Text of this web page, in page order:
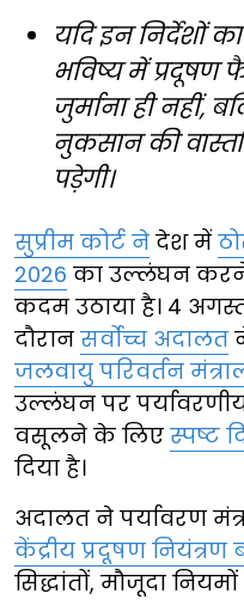
यदि इन निर्देशों
भविष्य में प्रदूषण
जुर्माना ही नहीं,
नुकसान की
पड़ेगी।
सुप्रीम कोर्ट ने देश में
2026 का उल्लंघन
कदम उठाया है। 4
दौरान सर्वोच्च अदालत
जलवायु परिवर्तन
उल्लंघन पर
वसूलने के लिए स्पष्ट
दिया है।
अदालत ने पर्यावरण
केंद्रीय प्रदूषण नियंत्रण
सिद्धांतों, मौजूदा